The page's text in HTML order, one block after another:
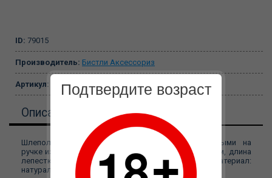
ID: 79015
Производитель: Бистли Аксессориз
Артикул: 101-15
Описание
Шлеполка с четырьмя лепистаками, закрепленными на
ручке из 8-ми кожаных звеньев. Общая длина 320 мм, длина
лепестка 80 мм, длина ручки 210 мм. Цвет: черный Материал:
натуральная кожа
Подтвердите возраст